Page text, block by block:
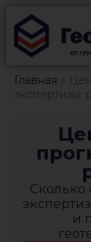
Главная
экспертизы:
Сколько
и